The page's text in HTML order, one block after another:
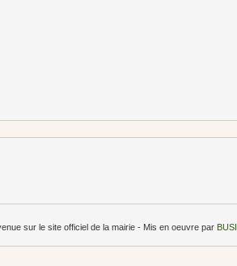
sur le site officiel de la mairie - Mis en oeuvre par